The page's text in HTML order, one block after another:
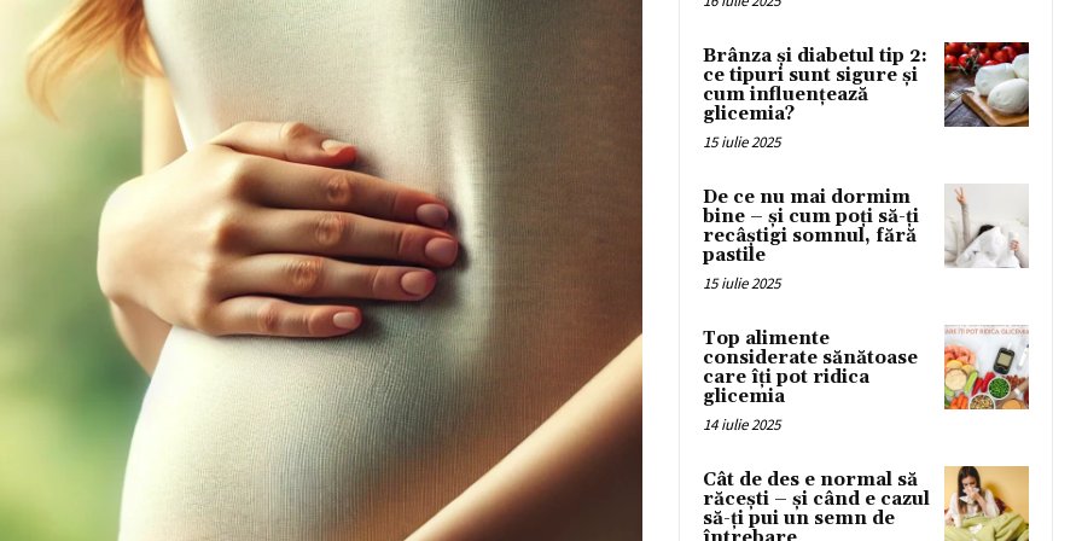
Brânza și diabetul tip 2:
ce tipuri sunt sigure și
cum influențează
glicemia?
15 iulie 2025
De ce nu mai dormim
bine – și cum poți să-ți
recâștigi somnul, fără
pastile
15 iulie 2025
Top alimente
considerate sănătoase
care îți pot ridica
glicemia
14 iulie 2025
Cât de des e normal să
răcești – și când e cazul
să-ți pui un semn de